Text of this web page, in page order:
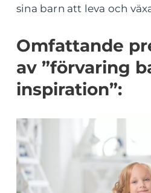
sina barn att leva och
Omfattande
av ”förvaring
inspiration”: